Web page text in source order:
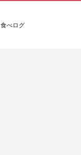
食べログ